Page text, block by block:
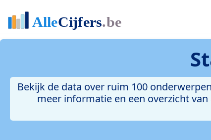
Bekijk de data over ruim 100
meer informatie en een overzicht